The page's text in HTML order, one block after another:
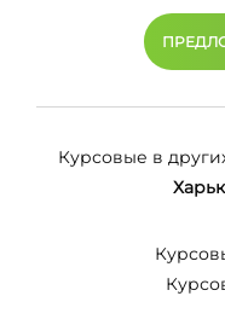
Курсовые в